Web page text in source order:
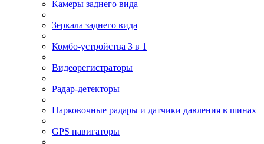
Камеры заднего вида
Зеркала заднего вида
Комбо-устройства 3 в 1
Видеорегистраторы
Радар-детекторы
Парковочные радары и датчики давления в шинах
GPS навигаторы